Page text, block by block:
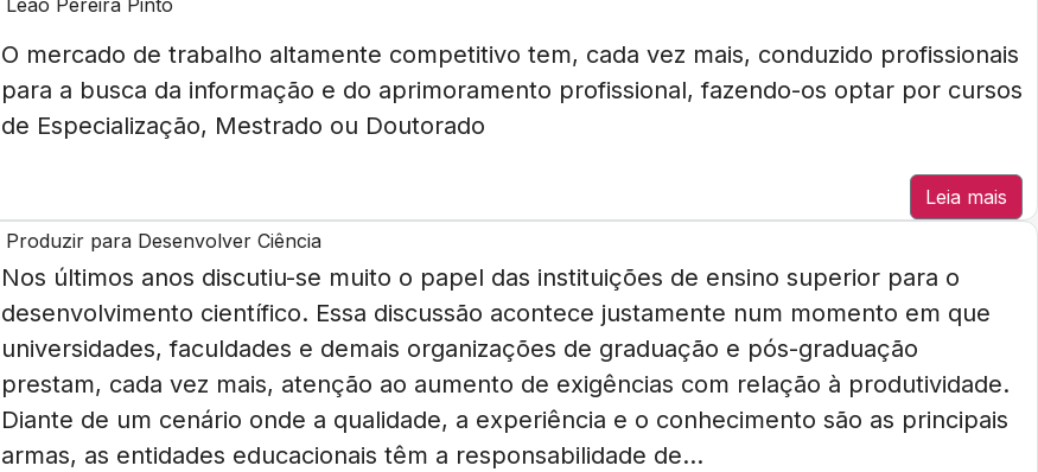
O mercado de trabalho altamente competitivo tem, cada vez mais, conduzido profissionais
para a busca da informação e do aprimoramento profissional, fazendo-os optar por cursos
de Especialização, Mestrado ou Doutorado
Leia mais
Produzir para Desenvolver Ciência
Nos últimos anos discutiu-se muito o papel das instituições de ensino superior para o
desenvolvimento científico. Essa discussão acontece justamente num momento em que
universidades, faculdades e demais organizações de graduação e pós-graduação
prestam, cada vez mais, atenção ao aumento de exigências com relação à produtividade.
Diante de um cenário onde a qualidade, a experiência e o conhecimento são as principais
armas, as entidades educacionais têm a responsabilidade de...